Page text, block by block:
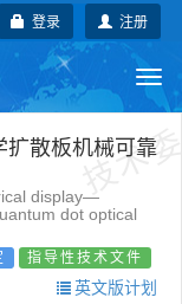
注册
登录
地方标准
国际标准
技
扩散板机械可靠
display—
dot optical
指导性技术文件
英文版计划